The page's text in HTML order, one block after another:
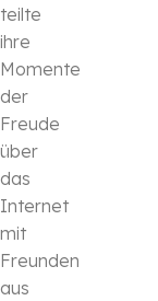
teilte
ihre
Momente
der
Freude
über
das
Internet
mit
Freunden
aus